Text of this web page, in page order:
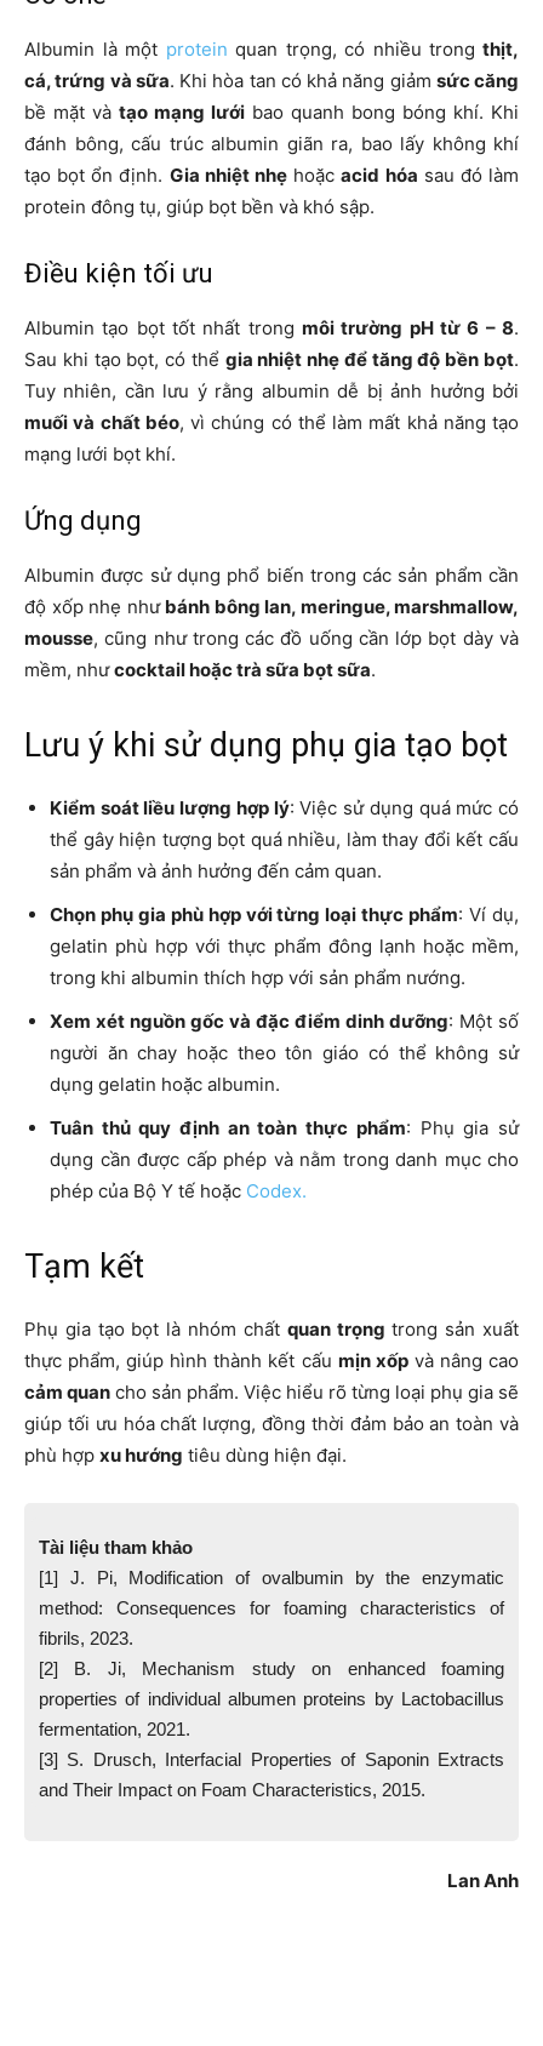
Albumin là một protein quan trọng, có nhiều trong thịt,
cá, trứng và sữa. Khi hòa tan có khả năng giảm sức căng
bề mặt và tạo mạng lưới bao quanh bong bóng khí. Khi
đánh bông, cấu trúc albumin giãn ra, bao lấy không khí
tạo bọt ổn định. Gia nhiệt nhẹ hoặcacid hóa sau đó làm
protein đông tụ, giúp bọt bền và khó sập.
Điều kiện tối ưu
Albumin tạo bọt tốt nhất trong môi trường pH từ 6 – 8.
Sau khi tạo bọt, có thể gia nhiệt nhẹ để tăng độ bền bọt.
Tuy nhiên, cần lưu ý rằng albumin dễ bị ảnh hưởng bởi
muối và chất béo, vì chúng có thể làm mất khả năng tạo
mạng lưới bọt khí.
Ứng dụng
Albumin được sử dụng phổ biến trong các sản phẩm cần
độ xốp nhẹ như bánh bông lan, meringue, marshmallow,
mousse, cũng như trong các đồ uống cần lớp bọt dày và
mềm, nhưcocktail hoặc trà sữa bọt sữa.
Lưu ý khi sử dụng phụ gia tạo bọt
Kiểm soát liều lượng hợp lý: Việc sử dụng quá mức có
thể gây hiện tượng bọt quá nhiều, làm thay đổi kết cấu
sản phẩm và ảnh hưởng đến cảm quan.
Chọn phụ gia phù hợp với từng loại thực phẩm: Ví dụ,
gelatin phù hợp với thực phẩm đông lạnh hoặc mềm,
trong khi albumin thích hợp với sản phẩm nướng.
Xem xét nguồn gốc và đặc điểm dinh dưỡng: Một số
người ăn chay hoặc theo tôn giáo có thể không sử
dụng gelatin hoặc albumin.
Tuân thủ quy định an toàn thực phẩm: Phụ gia sử
dụng cần được cấp phép và nằm trong danh mục cho
phép của Bộ Y tế hoặc Codex.
Tạm kết
Phụ gia tạo bọt là nhóm chất quan trọng trong sản xuất
thực phẩm, giúp hình thành kết cấu mịn xốpvà nâng cao
cảm quan cho sản phẩm. Việc hiểu rõ từng loại phụ gia sẽ
giúp tối ưu hóa chất lượng, đồng thời đảm bảo an toàn và
phù hợp xu hướng tiêu dùng hiện đại.
Tài liệu tham khảo
[1] J. Pi, Modification of ovalbumin by the enzymatic
method: Consequences for foaming characteristics of
fibrils, 2023.
[2] B. Ji, Mechanism study on enhanced foaming
properties of individual albumen proteins by Lactobacillus
fermentation, 2021.
[3] S. Drusch, Interfacial Properties of Saponin Extracts
and Their Impact on Foam Characteristics, 2015.
Lan Anh